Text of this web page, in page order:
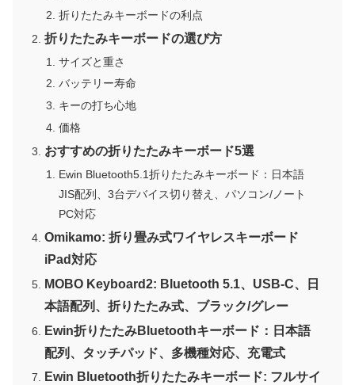
折りたたみキーボードの利点
折りたたみキーボードの選び方
サイズと重さ
バッテリー寿命
キーの打ち心地
価格
おすすめの折りたたみキーボード5選
Ewin Bluetooth5.1折りたたみキーボード：日本語
JIS配列、3台デバイス切り替え、パソコン/ノート
PC対応
Omikamo: 折り畳み式ワイヤレスキーボード
iPad対応
MOBO Keyboard2: Bluetooth 5.1、USB-C、日
本語配列、折りたたみ式、ブラック/グレー
Ewin折りたたみBluetoothキーボード：日本語
配列、タッチパッド、多機種対応、充電式
Ewin Bluetooth折りたたみキーボード: フルサイ